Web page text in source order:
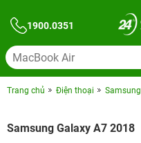
1900.0351
Trang chủ Điện thoại Samsung
Samsung Galaxy A7 2018